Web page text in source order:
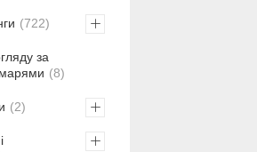
722
за
8
2